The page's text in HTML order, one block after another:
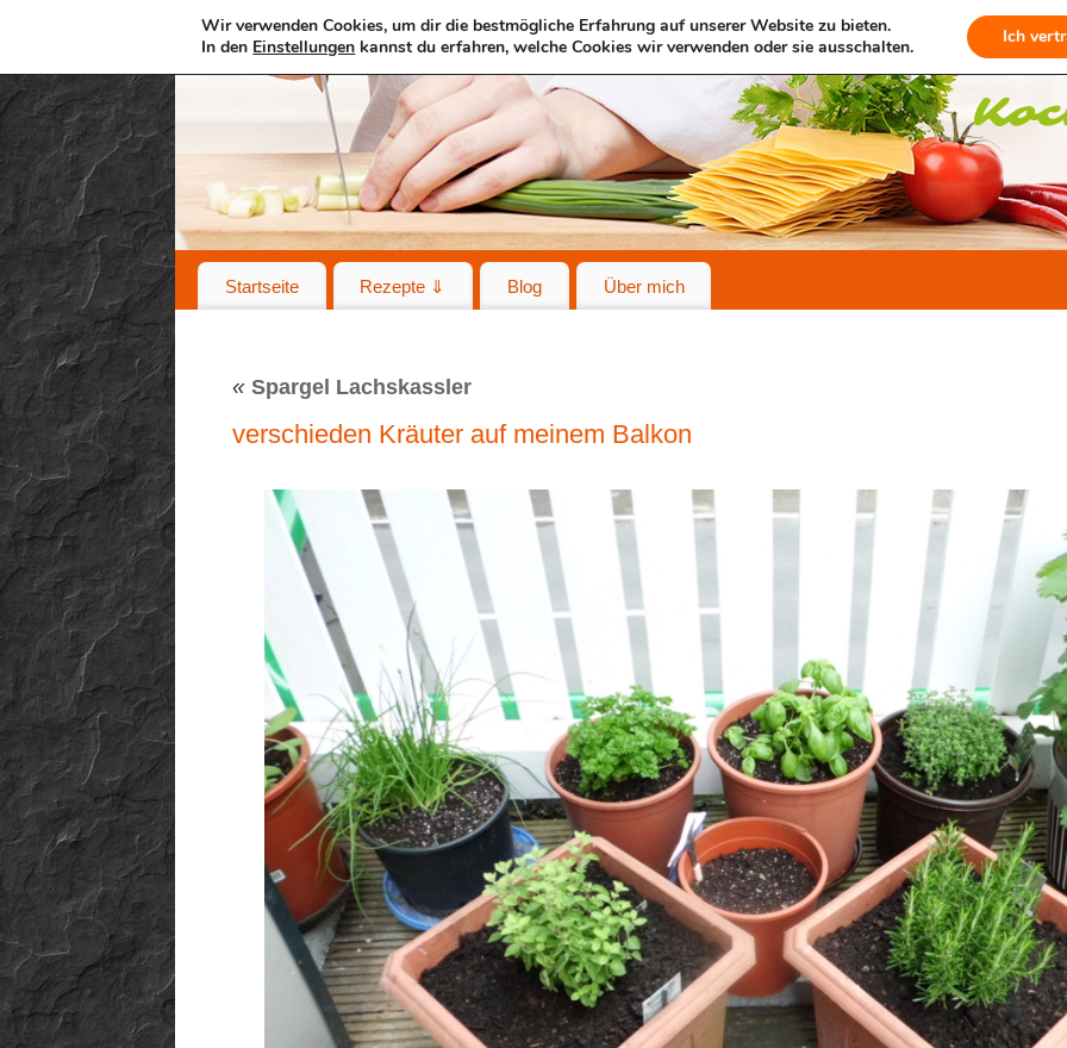
Startseite Rezepte ⇓ Blog Über mich
« Spargel Lachskassler
verschieden Kräuter auf meinem Balkon
Wir verwenden Cookies, um dir die bestmögliche Erfahrung auf unserer Website zu bieten.
In den Einstellungen kannst du erfahren, welche Cookies wir verwenden oder sie ausschalten. Ich